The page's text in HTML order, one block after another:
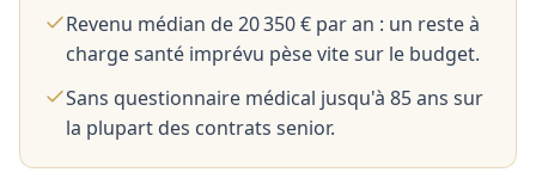
Revenu médian de 20 350 € par an : un reste à
charge santé imprévu pèse vite sur le budget.
Sans questionnaire médical jusqu'à 85 ans sur
la plupart des contrats senior.